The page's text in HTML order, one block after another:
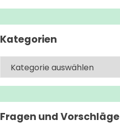
Kategorien
Kategorien
Fragen und Vorschläge